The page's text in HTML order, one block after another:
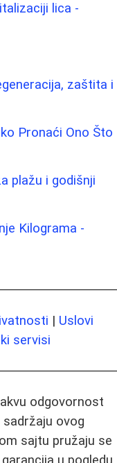
lica -
zaštita i
Pronaći Ono Što
plažu i godišnji
Kilograma -
| Uslovi
servisi
odgovornost
ovog
sajtu pružaju se